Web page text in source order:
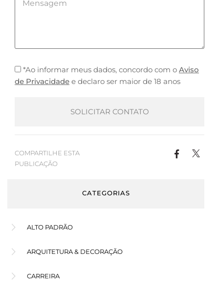
*Ao informar meus dados, concordo com o Aviso
de Privacidade e declaro ser maior de 18 anos
COMPARTILHE ESTA
PUBLICAÇÃO
CATEGORIAS
ALTO PADRÃO
ARQUITETURA & DECORAÇÃO
CARREIRA